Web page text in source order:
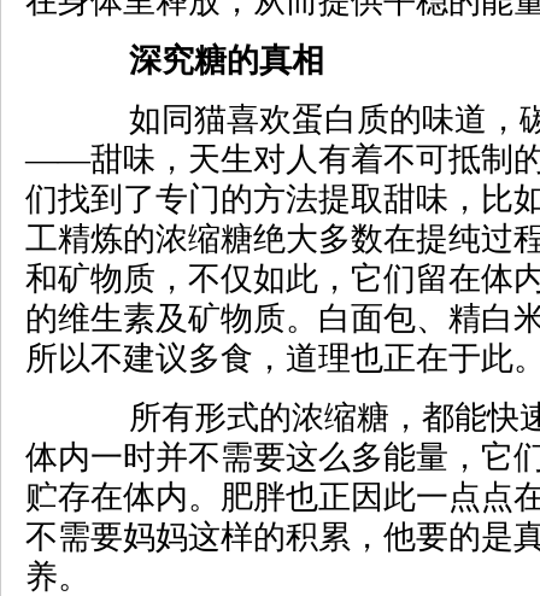
深究糖的真相
如同猫喜欢蛋白质的味道，
——甜味，天生对人有着不可抵制
们找到了专门的方法提取甜味，比
工精炼的浓缩糖绝大多数在提纯过
和矿物质，不仅如此，它们留在体
的维生素及矿物质。白面包、精白
所以不建议多食，道理也正在于此
所有形式的浓缩糖，都能快
体内一时并不需要这么多能量，它
贮存在体内。肥胖也正因此一点点
不需要妈妈这样的积累，他要的是
养。